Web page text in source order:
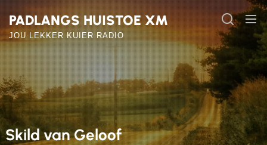
the
content
PADLANGS HUISTOE XM
JOU LEKKER KUIER RADIO
Skild van Geloof